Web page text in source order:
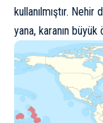
kullanılmıştır.
yana, karanın büyük